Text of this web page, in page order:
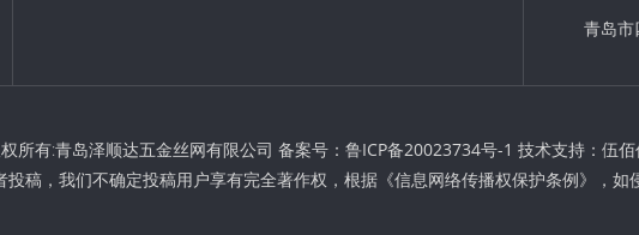
青岛市
所有:青岛泽顺达五金丝网有限公司 备案号： 鲁ICP备20023734号-1 技术支持： 伍佰
稿，我们不确定投稿用户享有完全著作权，根据《信息网络传播权保护条例》，如